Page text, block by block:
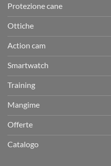
Protezione cane
Ottiche
Action cam
Smartwatch
Training
Mangime
Offerte
Catalogo